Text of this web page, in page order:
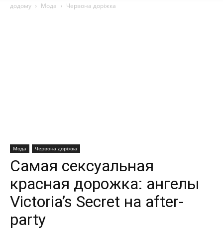
додому Мода Червона доріжка
Мода Червона доріжка
Самая сексуальная
красная дорожка: ангелы
Victoria’s Secret на after-
party